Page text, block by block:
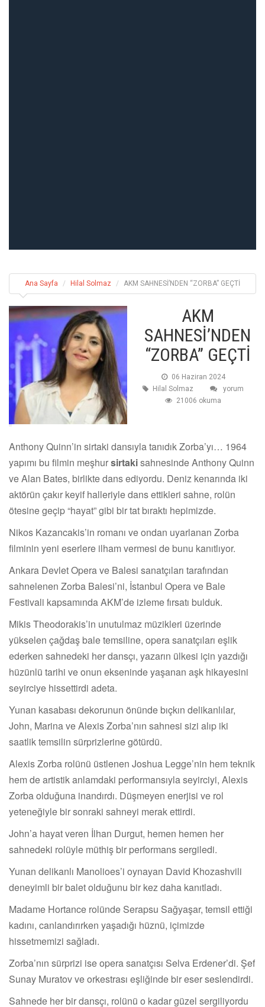
Ana Sayfa Hilal Solmaz AKM SAHNESİ’NDEN “ZORBA” GEÇTİ
AKM
SAHNESİ’NDEN
“ZORBA” GEÇTİ
06 Haziran 2024
Hilal Solmaz
yorum
21006 okuma
Anthony Quinn’in sirtaki dansıyla tanıdık Zorba’yı… 1964
yapımı bu filmin meşhursirtakisahnesinde Anthony Quinn
ve Alan Bates, birlikte dans ediyordu. Deniz kenarında iki
aktörün çakır keyif halleriyle dans ettikleri sahne, rolün
ötesine geçip “hayat” gibi bir tat bıraktı hepimizde.
Nikos Kazancakis’in romanı ve ondan uyarlanan Zorba
filminin yeni eserlere ilham vermesi de bunu kanıtlıyor.
Ankara Devlet Opera ve Balesi sanatçıları tarafından
sahnelenen Zorba Balesi’ni, İstanbul Opera ve Bale
Festivali kapsamında AKM’de izleme fırsatı bulduk.
Mikis Theodorakis’in unutulmaz müzikleri üzerinde
yükselen çağdaş bale temsiline, opera sanatçıları eşlik
ederken sahnedeki her dansçı, yazarın ülkesi için yazdığı
hüzünlü tarihi ve onun ekseninde yaşanan aşk hikayesini
seyirciye hissettirdi adeta.
Yunan kasabası dekorunun önünde bıçkın delikanlılar,
John, Marina ve Alexis Zorba’nın sahnesi sizi alıp iki
saatlik temsilin sürprizlerine götürdü.
Alexis Zorba rolünü üstlenen Joshua Legge’nin hem teknik
hem de artistik anlamdaki performansıyla seyirciyi, Alexis
Zorba olduğuna inandırdı. Düşmeyen enerjisi ve rol
yeteneğiyle bir sonraki sahneyi merak ettirdi.
John’a hayat veren İlhan Durgut, hemen hemen her
sahnedeki rolüyle müthiş bir performans sergiledi.
Yunan delikanlı Manolioes’i oynayan David Khozashvili
deneyimli bir balet olduğunu bir kez daha kanıtladı.
Madame Hortance rolünde Serapsu Sağyaşar, temsil ettiği
kadını, canlandırırken yaşadığı hüznü, içimizde
hissetmemizi sağladı.
Zorba’nın sürprizi ise opera sanatçısı Selva Erdener’di. Şef
Sunay Muratov ve orkestrası eşliğinde bir eser seslendirdi.
Sahnede her bir dansçı, rolünü o kadar güzel sergiliyordu